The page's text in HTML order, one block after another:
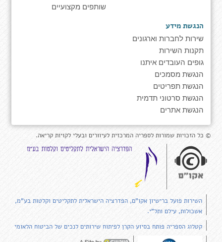
שותפים מקצועיים
הנגשת מידע
שירות לחברות וארגונים
תקנות השירות
גופים העובדים איתנו
הנגשת מסמכים
הנגשת תפריטים
הנגשת סרטוני תדמית
הנגשת אתרים
© כל הזכויות שמורות לספריה המרכזית לעיוורים ובעלי לקויות קריאה.
השירות פועל ברישיון אקו"ם, הפדרציה הישראלית לתקליטים וקלטות בע"מ,
אשכולות, עילם ותל"י.
קטלוג הספריה פותח בסיוע הקרן לפיתוח שירותים לנכים של הביטוח הלאומי